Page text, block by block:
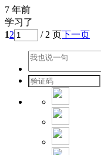
7 年前
学习了
12 / 2 页下一页